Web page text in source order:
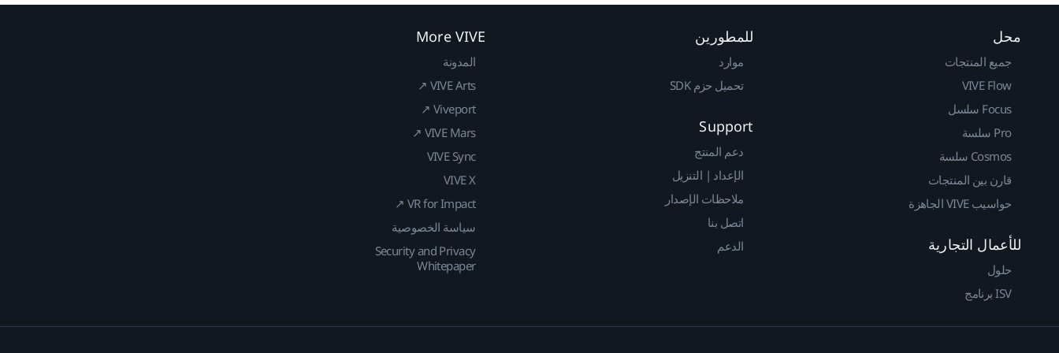
محل
جميع المنتجات
VIVE Flow
Focus سلسل
Pro سلسة
Cosmos سلسة
قارن بين المنتجات
حواسيب VIVE الجاهزة
للأعمال التجارية
حلول
ISV برنامج
للمطورين
موارد
تحميل حزم SDK
Support
دعم المنتج
الإعداد | التنزيل
ملاحظات الإصدار
اتصل بنا
الدعم
More VIVE
المدونة
VIVE Arts ↗
Viveport ↗
VIVE Mars ↗
VIVE Sync
VIVE X
VR for Impact ↗
سياسة الخصوصية
Security and Privacy
Whitepaper